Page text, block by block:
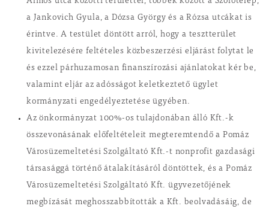
a Jankovich Gyula, a Dózsa György és a Rózsa utcákat is
érintve. A testület döntött arról, hogy a tesztterület
kivitelezésére feltételes közbeszerzési eljárást folytat le
és ezzel párhuzamosan finanszírozási ajánlatokat kér be,
valamint eljár az adósságot keletkeztető ügylet
kormányzati engedélyeztetése ügyében.
Az önkormányzat 100%-os tulajdonában álló Kft.-k
összevonásának előfeltételeit megteremtendő a Pomáz
Városüzemeltetési Szolgáltató Kft.-t nonprofit gazdasági
társasággá történő átalakításáról döntöttek, és a Pomáz
Városüzemeltetési Szolgáltató Kft. ügyvezetőjének
megbízását meghosszabbították a Kft. beolvadásáig, de